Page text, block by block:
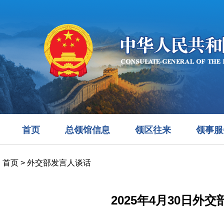
首页 总领馆信息 领区往来 领事
首页 > 外交部发言人谈话
2025年4月30日外交